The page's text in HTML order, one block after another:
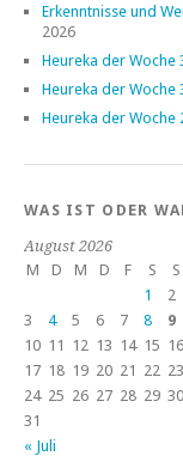
Erkenntnisse und
2026
Heureka der
Heureka der
Heureka der Woche
WAS IST ODER
August 2026
M
D M D F S
S
1
2
3
4 5 6 7 8
9
10 11 12 13 14 15 16
17 18 19 20 21 22 23
24 25 26 27 28 29 30
31
« Juli